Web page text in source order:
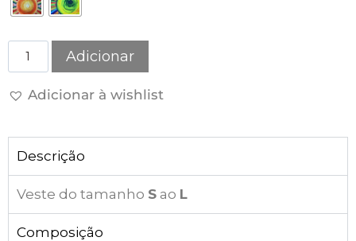
Adicionar
Adicionar à wishlist
Descrição
Veste do tamanho S ao L
Composição